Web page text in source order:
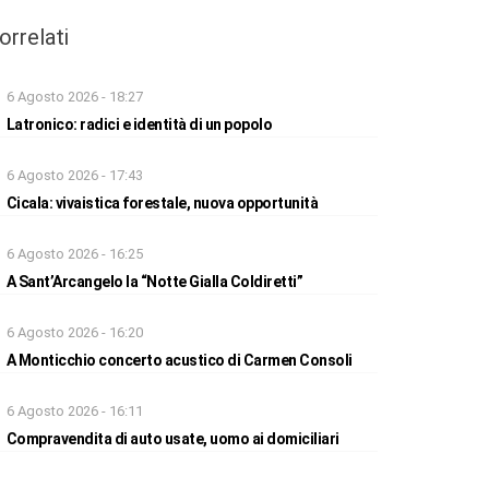
6 Agosto 2026 - 18:27
Latronico: radici e identità di un popolo
6 Agosto 2026 - 17:43
Cicala: vivaistica forestale, nuova opportunità
6 Agosto 2026 - 16:25
A Sant’Arcangelo la “Notte Gialla Coldiretti”
6 Agosto 2026 - 16:20
A Monticchio concerto acustico di Carmen Consoli
6 Agosto 2026 - 16:11
Compravendita di auto usate, uomo ai domiciliari